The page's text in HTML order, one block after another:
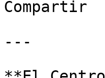
Compartir
---